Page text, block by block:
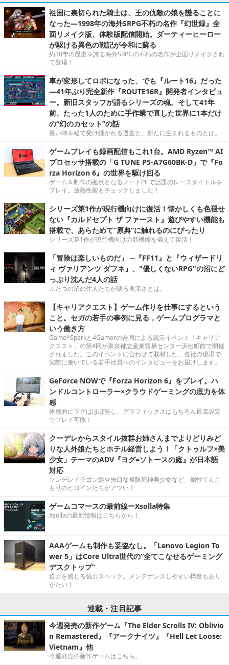
祖国に裏切られた騎士は、王の仇敵の娘を護ることに
なった―1998年の海外SRPG不朽の名作『幻世録』全
面リメイク版、体験版配信開始。ダーティーヒーロー
が駆ける異色の戦記が令和に蘇る
約30年の歴史を誇る海外SRPGの不朽の名作が全面リメイクされ
て登場！
車が変形してロボになった、でも『ルート16』だった
―41年ぶり完全新作『ROUTE16R』開発者インタビュ
ー。新旧スタッフが語るシリーズの魂。そして41年
前、たった1人のために手作業で直した世界に1本だけ
の“幻のカセット”の話
長い時を経て受け継がれる過去と、新たに生まれるものとは。
ゲームプレイも録画配信もこれ1台。AMD Ryzen™ AI
プロセッサ搭載の「G TUNE P5-A7G60BK-D」で『Fo
rza Horizon 6』の世界を駆け回る
ゲーム＆制作の拠点となるノートPCで話題のレースタイトルを
プレイ。放熱性能もチェックしました！
シリーズ第1作が現行機向けに復活！懐かしくも色褪せ
ない『カルドセプト ザ ファースト』遊びやすい機能も
搭載で、あらためて“原典”に触れるのにぴったり
シリーズ第1作が現行機向けの新機能を備えて復活！
「冒険は楽しいものだ」 ─『FF11』と『ウィザードリ
ィ ヴァリアンツ ダフネ』、"優しくないRPG"の沼にど
っぷり沈んだ4人の話
ふたつの沼の住人たちが語る奥深さとは。
【キャリアクエスト】ゲーム作りを仕事にするという
こと。セガの若手の事例に見る，ゲームプログラマと
いう働き方
Game*Sparkと4Gamerの合同による就活イベント「キャリア
クエスト」の第4回が東京都立産業貿易センター浜松町館で開催
されました。このイベントに合わせて取材した、各社の現場で
実際に働いている若手社員へのインタビューをお届けします。
GeForce NOWで『Forza Horizon 6』をプレイ。ハ
ンドルコントローラー×クラウドゲーミングの底力を体
感
体感的にラグはほぼ無し。グラフィックスはもちろん最高設定
でプレイ可能！
クーデレからスタイル抜群お姉さんまでよりどりみど
りな人外娘たちとホテル経営しよう！「クトゥルフ×美
少女」テーマのADV『ヨグ=ソトースの庭』が日本語
対応
ツンデレドラゴン娘や無口な複眼死神美少女など、属性てんこ
もりのヒロインたちがアツい！
ゲームコマースの最前線ーXsolla特集
Xsollaの最新情報はこちらから！
AAAゲームも制作も妥協なし。「Lenovo Legion To
wer 5」はCore Ultra世代の“全てこなせるゲーミング
デスクトップ”
迫力を感じる強力スペック。メンテナンスしやすい構造もあり
がたい！
連載・注目記事
今週発売の新作ゲーム『The Elder Scrolls IV: Oblivio
n Remastered』『アークナイツ』『Hell Let Loose:
Vietnam』他
今週発売の新作ゲームはこちら。